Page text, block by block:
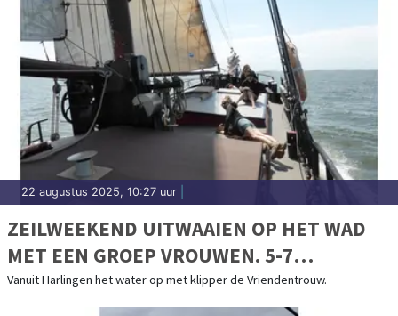
22 augustus 2025, 10:27 uur
ZEILWEEKEND UITWAAIEN OP HET WAD
MET EEN GROEP VROUWEN. 5-7
SEPTEMBER 2025
Vanuit Harlingen het water op met klipper de Vriendentrouw.